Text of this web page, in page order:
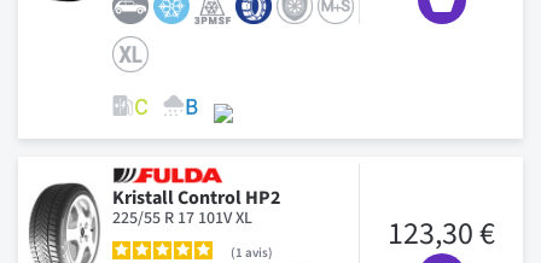
Kristall Control HP2
225/55 R 17 101V XL
1 avis 123,30 €